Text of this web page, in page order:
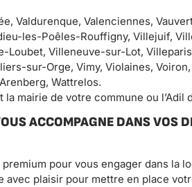
Valdurenque, Valenciennes,
les-Poêles-Rouffigny, Villejuif,
Loubet, Villeneuve-sur-Lot,
sur-Orge, Vimy, Violaines,
Wattrelos.
mairie de votre commune ou l’Adil
ACCOMPAGNE DANS VOS
pour vous engager dans la
avec plaisir pour mettre en place